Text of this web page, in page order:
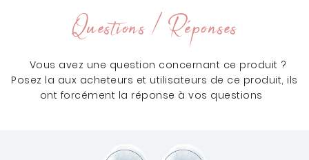
Questions / Réponses
Vous avez une question concernant ce produit ?
Posez la aux acheteurs et utilisateurs de ce produit, ils
ont forcément la réponse à vos questions